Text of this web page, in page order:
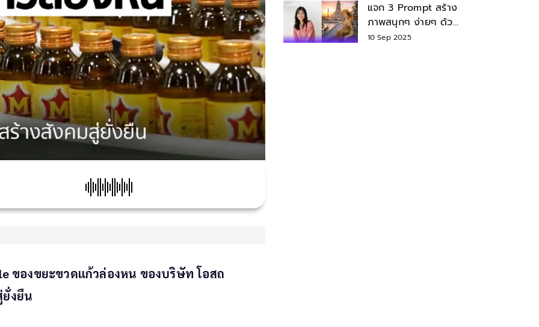
ของขยะขวดแก้วล่องหน ของบริษัท โอสถ
ยั่งยืน
แจก 3 Prompt สร้าง
ภาพสนุกๆ ง่ายๆ ด้วย
Nano Banana ใน
10 Sep 2025